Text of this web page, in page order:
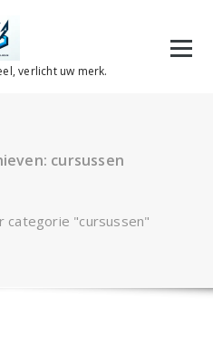
verlicht uw merk.
cursussen
categorie "cursussen"